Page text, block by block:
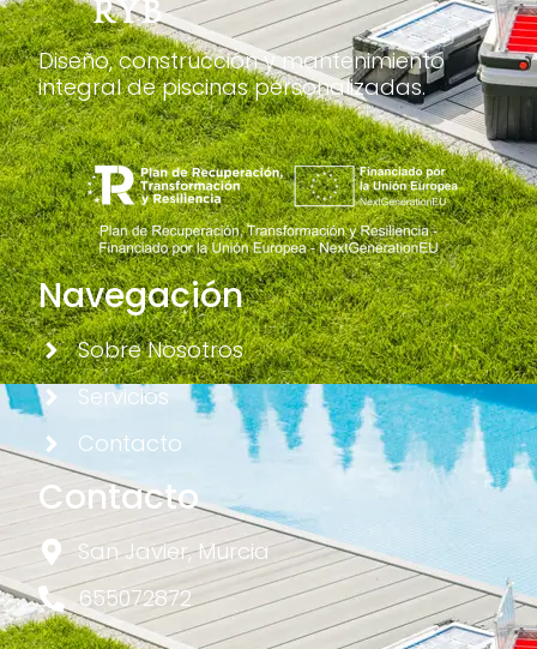
Diseño, construcción y mantenimiento
integral de piscinas personalizadas.
Navegación
Sobre Nosotros
Servicios
Contacto
Contacto
San Javier, Murcia
655072872